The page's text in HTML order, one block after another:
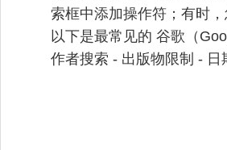
索框中添加操作符；有时
以下是最常见的 谷歌（
作者搜索 - 出版物限制 -